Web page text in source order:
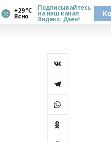
+29 °С
Ясно
Подписывайтесь
на наш канал
Яндекс. Дзен!